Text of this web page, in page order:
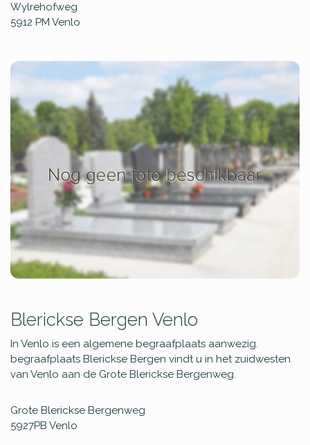
Wylrehofweg
5912 PM Venlo
Blerickse Bergen Venlo
In Venlo is een algemene begraafplaats aanwezig.
begraafplaats Blerickse Bergen vindt u in het zuidwesten
van Venlo aan de Grote Blerickse Bergenweg.
Grote Blerickse Bergenweg
5927PB Venlo